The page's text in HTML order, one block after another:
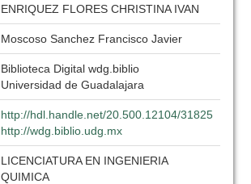
ENRIQUEZ FLORES CHRISTINA IVAN
Moscoso Sanchez Francisco Javier
Biblioteca Digital wdg.biblio
Universidad de Guadalajara
http://hdl.handle.net/20.500.12104/31825
http://wdg.biblio.udg.mx
LICENCIATURA EN INGENIERIA
QUIMICA